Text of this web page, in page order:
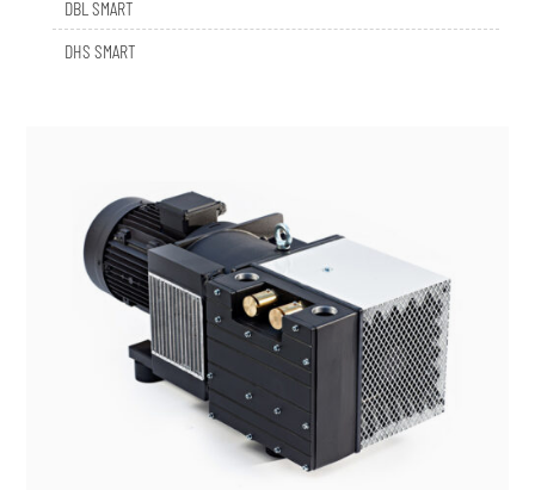
DHS SMART